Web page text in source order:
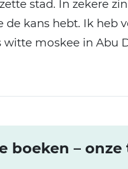
stad. In zekere
de kans hebt. Ik heb
moskee in Abu
boeken – onze